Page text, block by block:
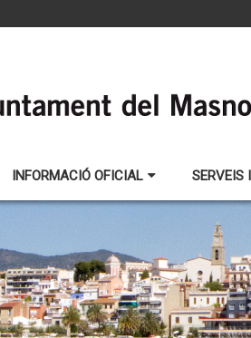
INFORMACIÓ OFICIAL SERVEIS